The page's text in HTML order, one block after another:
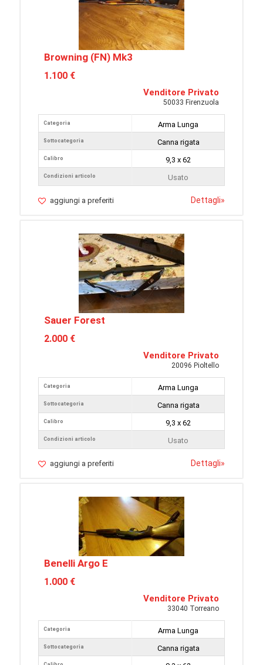
Browning (FN) Mk3
1.100 €
Venditore Privato
50033 Firenzuola
Categoria
Sottocategoria
Calibro
Condizioni articolo
Arma Lunga
Canna rigata
9,3 x 62
Usato
aggiungi a preferiti Dettagli»
Sauer Forest
2.000 €
Venditore Privato
20096 Pioltello
Categoria
Sottocategoria
Calibro
Condizioni articolo
Arma Lunga
Canna rigata
9,3 x 62
Usato
aggiungi a preferiti Dettagli»
Benelli Argo E
1.000 €
Venditore Privato
33040 Torreano
Categoria
Sottocategoria
Arma Lunga
Canna rigata